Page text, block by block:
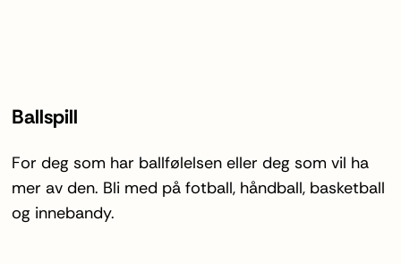
Ballspill
For deg som har ballfølelsen eller deg som vil ha
mer av den. Bli med på fotball, håndball, basketball
og innebandy.